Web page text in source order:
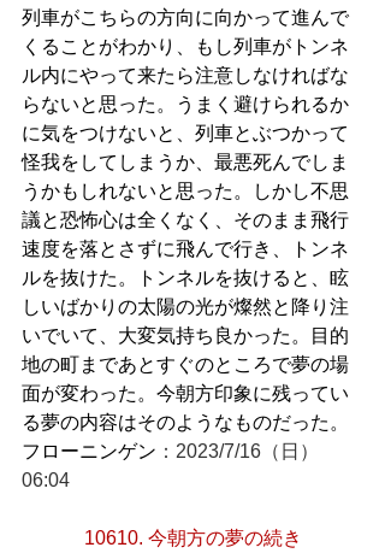
列車がこちらの方向に向かって進んで
くることがわかり、もし列車がトンネ
ル内にやって来たら注意しなければな
らないと思った。うまく避けられるか
に気をつけないと、列車とぶつかって
怪我をしてしまうか、最悪死んでしま
うかもしれないと思った。しかし不思
議と恐怖心は全くなく、そのまま飛行
速度を落とさずに飛んで行き、トンネ
ルを抜けた。トンネルを抜けると、眩
しいばかりの太陽の光が燦然と降り注
いでいて、大変気持ち良かった。目的
地の町まであとすぐのところで夢の場
面が変わった。今朝方印象に残ってい
る夢の内容はそのようなものだった。
フローニンゲン ：2023/7/16（日）
06:04
10610. 今朝方の夢の続き